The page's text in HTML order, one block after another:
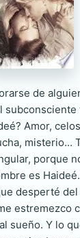
de
subconsciente
Amor,
misterio...
porque
es
desperté del
estremezco
sueño. Y lo